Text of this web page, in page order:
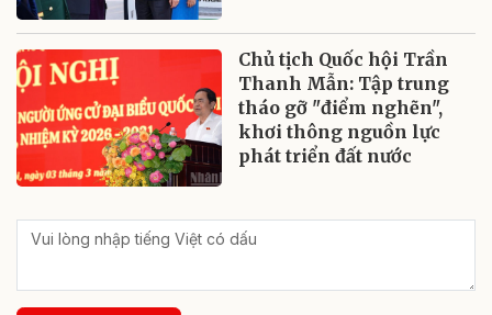
Chủ tịch Quốc hội Trần
Thanh Mẫn: Tập trung
tháo gỡ "điểm nghẽn",
khơi thông nguồn lực
phát triển đất nước